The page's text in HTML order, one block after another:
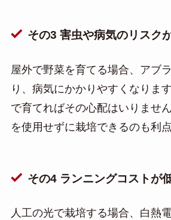
その3 害虫や病気のリスク
屋外で野菜を育てる場合、アブ
り、病気にかかりやすくなりま
で育てればその心配はいりませ
を使用せずに栽培できるのも利点
その4 ランニングコストが
人工の光で栽培する場合、白熱